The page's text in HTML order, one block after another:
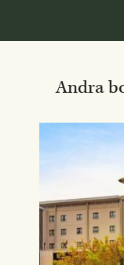
Andra